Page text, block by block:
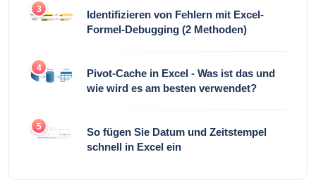
3
Identifizieren von Fehlern mit Excel-
Formel-Debugging (2 Methoden)
4
Pivot-Cache in Excel - Was ist das und
wie wird es am besten verwendet?
5
So fügen Sie Datum und Zeitstempel
schnell in Excel ein